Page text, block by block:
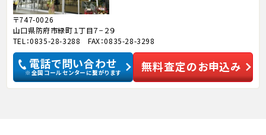
〒747-0026
山口県防府市緑町１丁目７−２９
TEL：0835-28-3288 FAX：0835-28-3298
電話で問い合わせ
※全国コールセンターに繋がります 無料査定のお申込み